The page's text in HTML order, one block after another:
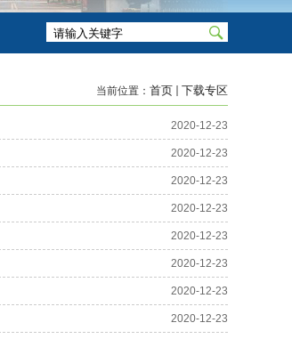
当前位置： 首页 下载专区
2020-12-23
2020-12-23
2020-12-23
2020-12-23
2020-12-23
2020-12-23
2020-12-23
2020-12-23